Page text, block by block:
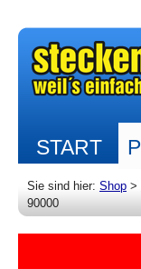
START
Sie sind hier: Shop >
90000